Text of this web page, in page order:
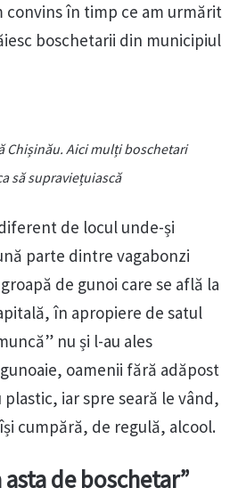
convins în timp ce am urmărit
boschetarii din municipiul
Chișinău. Aici mulți boschetari
să supraviețuiască
de locul unde-și
parte dintre vagabonzi
de gunoi care se află la
în apropiere de satul
nu și l-au ales
oamenii fără adăpost
iar spre seară le vând,
cumpără, de regulă, alcool.
de boschetar”